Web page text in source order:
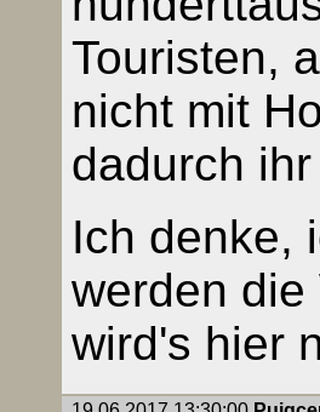
Touristen,
nicht mit
dadurch
Ich denke,
werden
wird's hier